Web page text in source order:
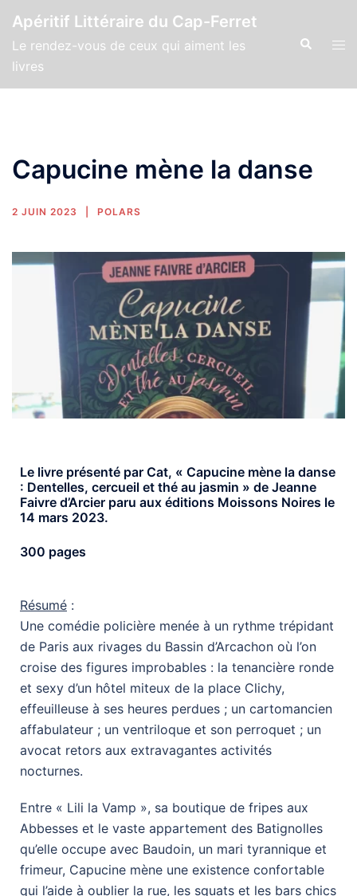
Apéritif Littéraire du Cap-Ferret
Le rendez-vous de ceux qui aiment les
livres
Capucine mène la danse
2 JUIN 2023 POLARS
Le livre présenté par Cat, « Capucine mène la danse
: Dentelles, cercueil et thé au jasmin » de Jeanne
Faivre d’Arcier paru aux éditions Moissons Noires le
14 mars 2023.
300 pages
Résumé :
Une comédie policière menée à un rythme trépidant
de Paris aux rivages du Bassin d’Arcachon où l’on
croise des figures improbables : la tenancière ronde
et sexy d’un hôtel miteux de la place Clichy,
effeuilleuse à ses heures perdues ; un cartomancien
affabulateur ; un ventriloque et son perroquet ; un
avocat retors aux extravagantes activités
nocturnes.
Entre « Lili la Vamp », sa boutique de fripes aux
Abbesses et le vaste appartement des Batignolles
qu’elle occupe avec Baudoin, un mari tyrannique et
frimeur, Capucine mène une existence confortable
qui l’aide à oublier la rue, les squats et les bars chics